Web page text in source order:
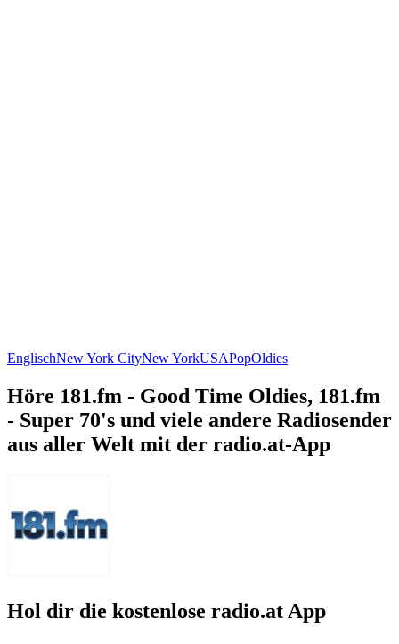
EnglischNew York CityNew YorkUSAPopOldies
Höre 181.fm - Good Time Oldies, 181.fm
- Super 70's und viele andere Radiosender
aus aller Welt mit der radio.at-App
Hol dir die kostenlose radio.at App